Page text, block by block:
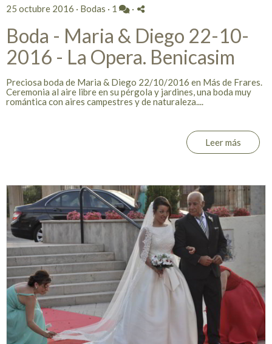
25 octubre 2016 · Bodas · 1 ·
Boda - Maria & Diego 22-10-
2016 - La Opera. Benicasim
Preciosa boda de Maria & Diego 22/10/2016 en Más de Frares.
Ceremonia al aire libre en su pérgola y jardines, una boda muy
romántica con aires campestres y de naturaleza....
Leer más